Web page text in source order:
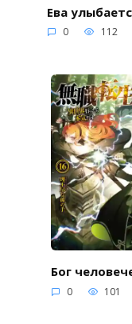
Ева
0 112
Бог
0 101